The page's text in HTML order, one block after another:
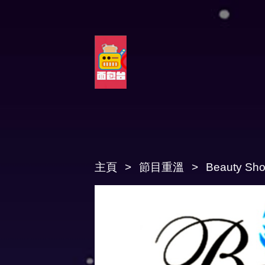
主頁 節目重溫 Beauty